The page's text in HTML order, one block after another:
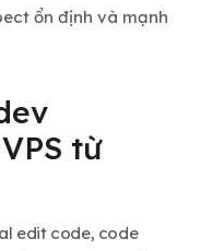
ổn định và mạnh
từ
edit code, code